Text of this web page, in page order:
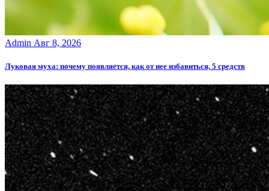
Admin Авг 8, 2026
Луковая муха: почему появляется, как от нее избавиться, 5 средств